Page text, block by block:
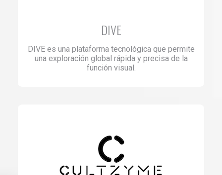
DIVE
DIVE es una plataforma tecnológica que permite
una exploración global rápida y precisa de la
función visual.